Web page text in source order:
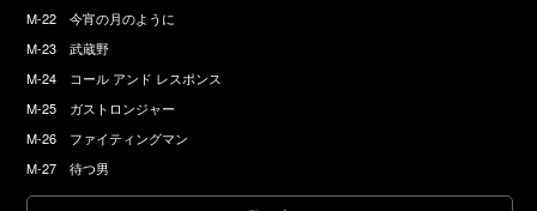
M-22 今宵の月のように
M-23 武蔵野
M-24 コール アンド レスポンス
M-25 ガストロンジャー
M-26 ファイティングマン
M-27 待つ男